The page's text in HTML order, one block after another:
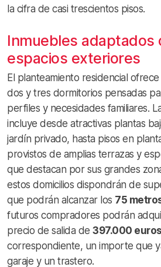
la cifra de casi trescientos pisos.
Inmuebles adaptados
espacios exteriores
El planteamiento residencial
dos y tres dormitorios pensadas
perfiles y necesidades familiares.
incluye desde atractivas plantas
jardín privado, hasta pisos en
provistos de amplias terrazas y
que destacan por sus grandes
estos domicilios dispondrán de
que podrán alcanzar los 75
futuros compradores podrán
precio de salida de 397.000 euros
correspondiente, un importe que
garaje y un trastero.